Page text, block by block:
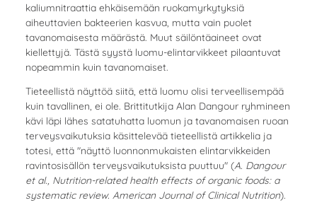
kaliumnitraattia ehkäisemään ruokamyrkytyksiä
aiheuttavien bakteerien kasvua, mutta vain puolet
tavanomaisesta määrästä. Muut säilöntäaineet ovat
kiellettyjä. Tästä syystä luomu-elintarvikkeet pilaantuvat
nopeammin kuin tavanomaiset.
Tieteellistä näyttöä siitä, että luomu olisi terveellisempää
kuin tavallinen, ei ole. Brittitutkija Alan Dangour ryhmineen
kävi läpi lähes satatuhatta luomun ja tavanomaisen ruoan
terveysvaikutuksia käsittelevää tieteellistä artikkelia ja
totesi, että "näyttö luonnonmukaisten elintarvikkeiden
ravintosisällön terveysvaikutuksista puuttuu" (A. Dangour
et al., Nutrition-related health effects of organic foods: a
systematic review. American Journal of Clinical Nutrition).